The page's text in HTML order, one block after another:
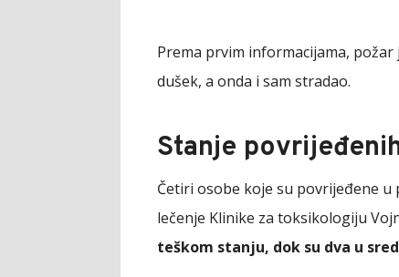
Prema prvim informacijama,
dušek, a onda i sam stradao.
Stanje
Četiri osobe koje su povrijeđene
lečenje Klinike za toksikologiju
teškom stanju, dok su dva u